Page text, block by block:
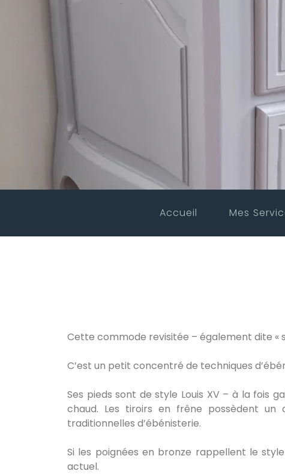
Accueil Mes
Cette commode revisitée – également dite «
C’est un petit concentré de techniques
Ses pieds sont de style Louis XV – à la fois
chaud. Les tiroirs en frêne possèdent un
traditionnelles d’ébénisterie.
Si les poignées en bronze rappellent le
actuel.